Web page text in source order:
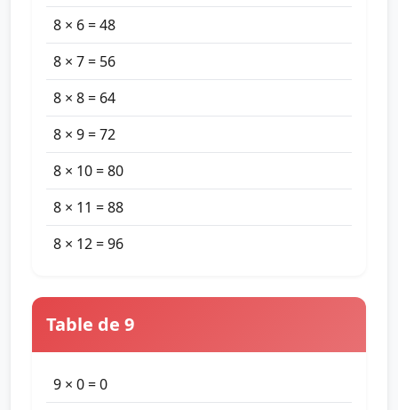
8 × 6 = 48
8 × 7 = 56
8 × 8 = 64
8 × 9 = 72
8 × 10 = 80
8 × 11 = 88
8 × 12 = 96
Table de 9
9 × 0 = 0